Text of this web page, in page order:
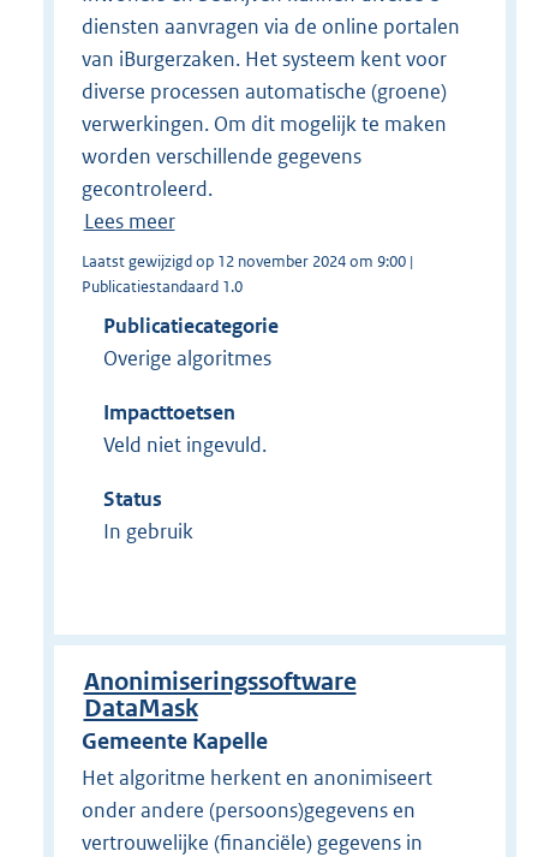
diensten aanvragen via de online portalen
van iBurgerzaken. Het systeem kent voor
diverse processen automatische (groene)
verwerkingen. Om dit mogelijk te maken
worden verschillende gegevens
gecontroleerd.
Lees meer
Laatst gewijzigd op 12 november 2024 om 9:00 |
Publicatiestandaard 1.0
Publicatiecategorie
Overige algoritmes
Impacttoetsen
Veld niet ingevuld.
Status
In gebruik
Anonimiseringssoftware
DataMask
Gemeente Kapelle
Het algoritme herkent en anonimiseert
onder andere (persoons)gegevens en
vertrouwelijke (financiële) gegevens in